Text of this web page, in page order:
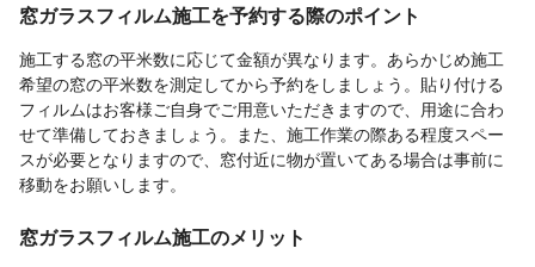
窓ガラスフィルム施工を予約する際のポイント
施工する窓の平米数に応じて金額が異なります。あらかじめ施工
希望の窓の平米数を測定してから予約をしましょう。貼り付ける
フィルムはお客様ご自身でご用意いただきますので、用途に合わ
せて準備しておきましょう。また、施工作業の際ある程度スペー
スが必要となりますので、窓付近に物が置いてある場合は事前に
移動をお願いします。
窓ガラスフィルム施工のメリット